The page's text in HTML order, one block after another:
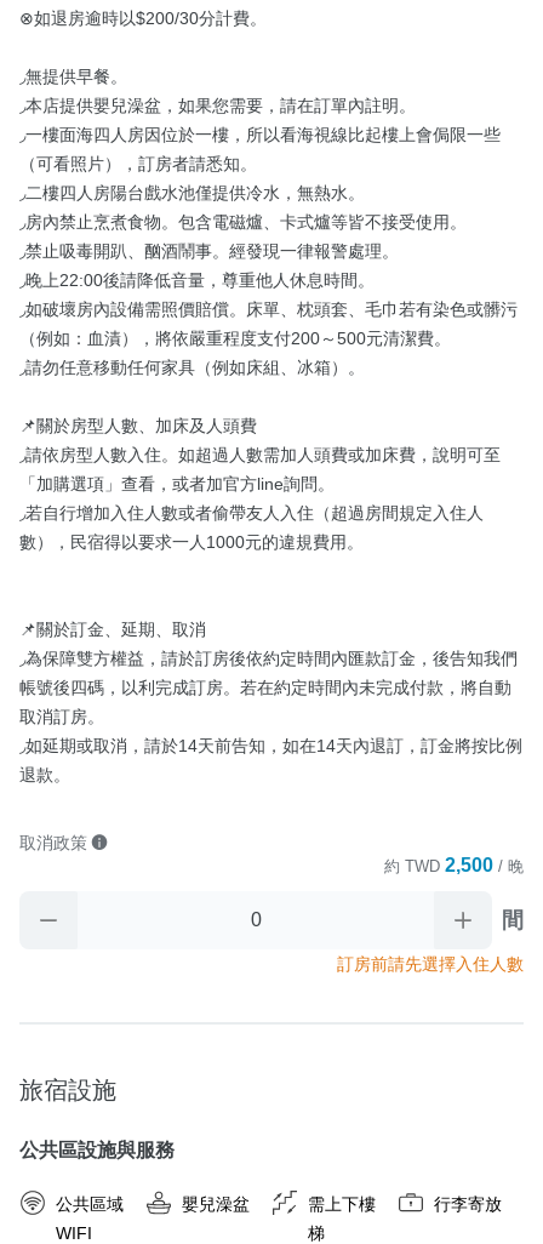
⊗如退房逾時以$200/30分計費。
◞無提供早餐。
◞本店提供嬰兒澡盆，如果您需要，請在訂單內註明。
◞一樓面海四人房因位於一樓，所以看海視線比起樓上會侷限一些
（可看照片），訂房者請悉知。
◞二樓四人房陽台戲水池僅提供冷水，無熱水。
◞房內禁止烹煮食物。包含電磁爐、卡式爐等皆不接受使用。
◞禁止吸毒開趴、酗酒鬧事。經發現一律報警處理。
◞晚上22:00後請降低音量，尊重他人休息時間。
◞如破壞房內設備需照價賠償。床單、枕頭套、毛巾若有染色或髒污
（例如：血漬），將依嚴重程度支付200～500元清潔費。
◞請勿任意移動任何家具（例如床組、冰箱）。
📌關於房型人數、加床及人頭費
◞請依房型人數入住。如超過人數需加人頭費或加床費，說明可至
「加購選項」查看，或者加官方line詢問。
◞若自行增加入住人數或者偷帶友人入住（超過房間規定入住人
數），民宿得以要求一人1000元的違規費用。
📌關於訂金、延期、取消
◞為保障雙方權益，請於訂房後依約定時間內匯款訂金，後告知我們
帳號後四碼，以利完成訂房。若在約定時間內未完成付款，將自動
取消訂房。
◞如延期或取消，請於14天前告知，如在14天內退訂，訂金將按比例
退款。
取消政策
約 TWD 2,500 / 晚
間
訂房前請先選擇入住人數
旅宿設施
公共區設施與服務
公共區域
WIFI
嬰兒澡盆
需上下樓
梯
行李寄放